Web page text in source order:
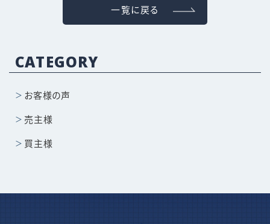
一覧に戻る
CATEGORY
お客様の声
売主様
買主様